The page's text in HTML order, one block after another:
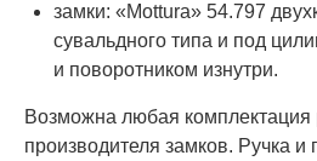
замки: «Mottura» 54.797
сувальдного типа и под
и поворотником изнутри.
Возможна любая комплектация
производителя замков. Ручка